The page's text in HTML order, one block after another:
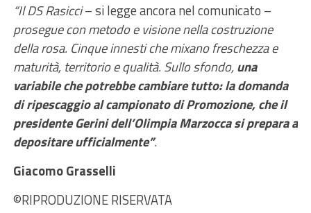
“Il DS Rasicci– si legge ancora nel comunicato –
prosegue con metodo e visione nella costruzione
della rosa. Cinque innesti che mixano freschezza e
maturità, territorio e qualità. Sullo sfondo,una
variabile che potrebbe cambiare tutto: la domanda
di ripescaggio al campionato di Promozione, che il
presidente Gerini dell’Olimpia Marzocca si prepara a
depositare ufficialmente”.
Giacomo Grasselli
©️RIPRODUZIONE RISERVATA